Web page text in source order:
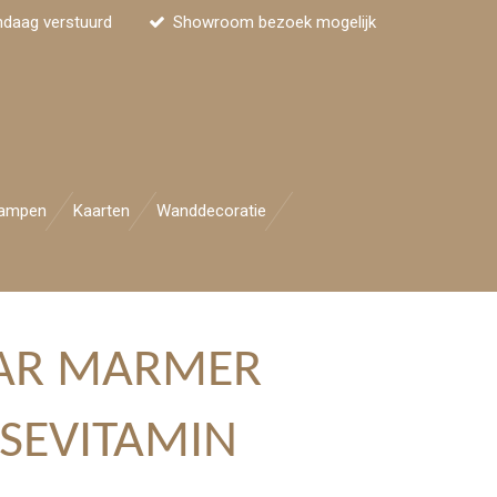
verstuurd Showroom bezoek mogelijk
Kaarten Wanddecoratie
MARMER